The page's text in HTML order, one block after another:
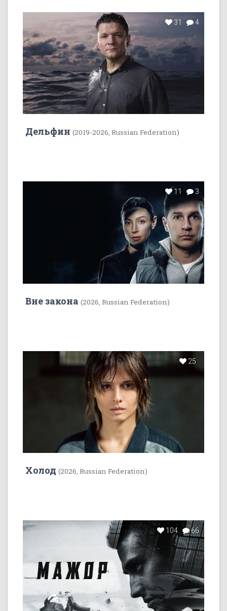
31 4
Дельфин (2019-2026, Russian Federation)
11 3
Вне закона (2026, Russian Federation)
25
Холод (2026, Russian Federation)
104 66